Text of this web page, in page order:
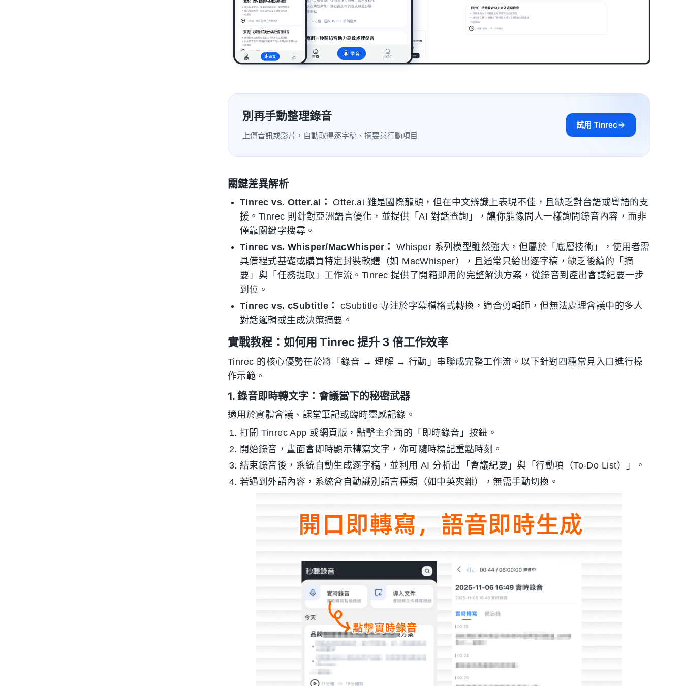
別再手動整理錄音
上傳音訊或影片，自動取得逐字稿、摘要與行動項目
試用 Tinrec
關鍵差異解析
Tinrec vs. Otter.ai： Otter.ai 雖是國際龍頭，但在中文辨識上表現不佳，且缺乏對台語或粵語的支
援。Tinrec 則針對亞洲語言優化，並提供「AI 對話查詢」，讓你能像問人一樣詢問錄音內容，而非
僅靠關鍵字搜尋。
Tinrec vs. Whisper/MacWhisper：
Whisper 系列模型雖然強大，但屬於「底層技術」，使用者需
具備程式基礎或購買特定封裝軟體（如 MacWhisper），且通常只給出逐字稿，缺乏後續的「摘
要」與「任務提取」工作流。Tinrec 提供了開箱即用的完整解決方案，從錄音到產出會議紀要一步
到位。
Tinrec vs. cSubtitle：
cSubtitle 專注於字幕檔格式轉換，適合剪輯師，但無法處理會議中的多人
對話邏輯或生成決策摘要。
實戰教程：如何用 Tinrec 提升 3 倍工作效率
Tinrec 的核心優勢在於將「錄音 → 理解 → 行動」串聯成完整工作流。以下針對四種常見入口進行操
作示範。
1. 錄音即時轉文字：會議當下的秘密武器
適用於實體會議、課堂筆記或臨時靈感記錄。
打開 Tinrec App 或網頁版，點擊主介面的「即時錄音」按鈕。
開始錄音，畫面會即時顯示轉寫文字，你可隨時標記重點時刻。
結束錄音後，系統自動生成逐字稿，並利用 AI 分析出「會議紀要」與「行動項（To-Do List）」。
若遇到外語內容，系統會自動識別語言種類（如中英夾雜），無需手動切換。